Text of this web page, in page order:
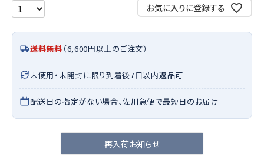
お気に入りに登録する
送料無料 （6,600円以上のご注文）
未使用・未開封に限り到着後7日以内返品可
配送日の指定がない場合、佐川急便で最短日のお届け
再入荷お知らせ